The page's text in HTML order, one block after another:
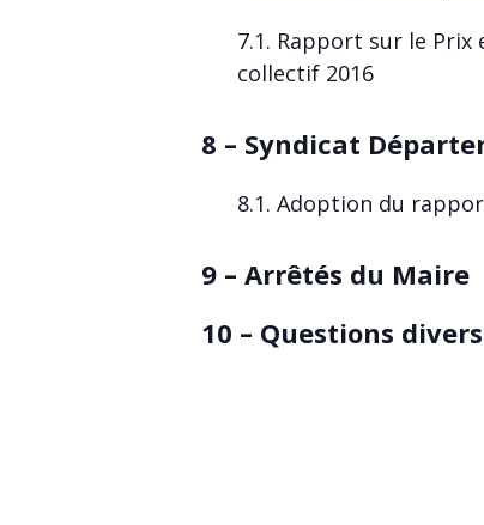
7.1. Rapport sur le Prix
collectif 2016
8 – Syndicat
8.1. Adoption du
9 – Arrêtés du Maire
10 – Questions